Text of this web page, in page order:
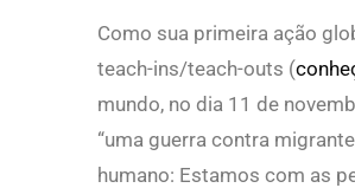
Como sua primeira ação
teach-ins/teach-outs (
mundo, no dia 11 de
“uma guerra contra
humano: Estamos com as